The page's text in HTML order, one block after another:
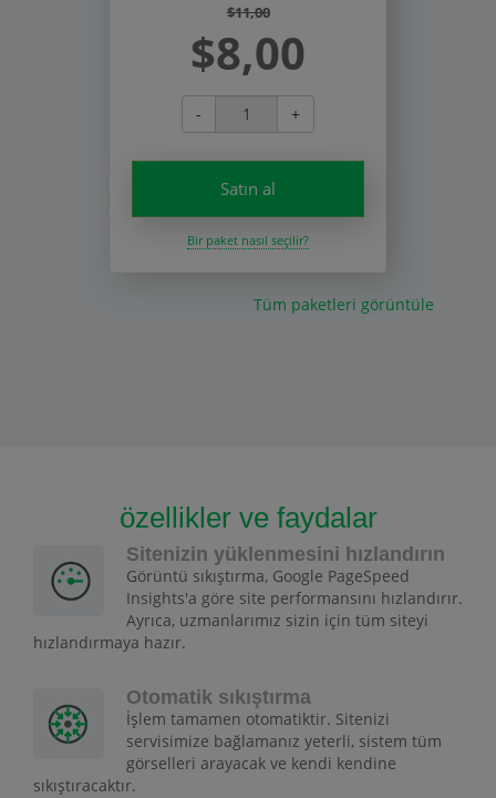
$11,00
$8,00
- +
Satın al
Bir paket nasıl seçilir?
Tüm paketleri görüntüle
özellikler ve faydalar
Sitenizin yüklenmesini hızlandırın
Görüntü sıkıştırma, Google PageSpeed
Insights'a göre site performansını hızlandırır.
Ayrıca, uzmanlarımız sizin için tüm siteyi
hızlandırmaya hazır.
Otomatik sıkıştırma
İşlem tamamen otomatiktir. Sitenizi
servisimize bağlamanız yeterli, sistem tüm
görselleri arayacak ve kendi kendine
sıkıştıracaktır.